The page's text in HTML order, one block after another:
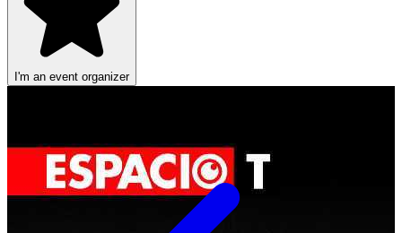
I'm an event organizer